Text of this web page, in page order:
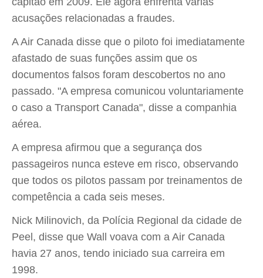
acusações relacionadas a fraudes.
A Air Canada disse que o piloto foi imediatamente
afastado de suas funções assim que os
documentos falsos foram descobertos no ano
passado. "A empresa comunicou voluntariamente
o caso a Transport Canada", disse a companhia
aérea.
A empresa afirmou que a segurança dos
passageiros nunca esteve em risco, observando
que todos os pilotos passam por treinamentos de
competência a cada seis meses.
Nick Milinovich, da Polícia Regional da cidade de
Peel, disse que Wall voava com a Air Canada
havia 27 anos, tendo iniciado sua carreira em
1998.